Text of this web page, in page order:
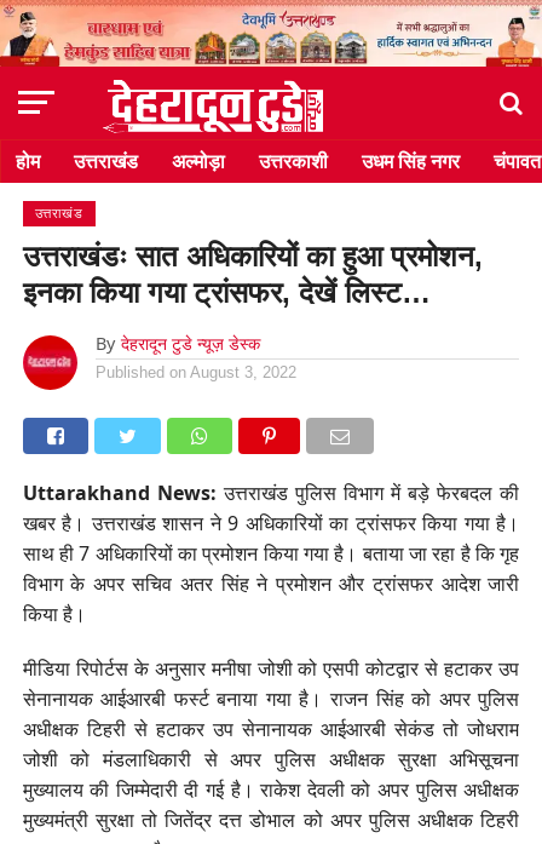
होम उत्तराखंड अल्मोड़ा उत्तरकाशी उधम सिंह नगर चंपावत
उत्तराखंड
उत्तराखंडः सात अधिकारियों का हुआ प्रमोशन,
इनका किया गया ट्रांसफर, देखें लिस्ट…
By देहरादून टुडे न्यूज़ डेस्क
Published on August 3, 2022
Uttarakhand News: उत्तराखंड पुलिस विभाग में बड़े फेरबदल की
खबर है। उत्तराखंड शासन ने 9 अधिकारियों का ट्रांसफर किया गया है।
साथ ही 7 अधिकारियों का प्रमोशन किया गया है। बताया जा रहा है कि गृह
विभाग के अपर सचिव अतर सिंह ने प्रमोशन और ट्रांसफर आदेश जारी
किया है।
मीडिया रिपोर्टस के अनुसार मनीषा जोशी को एसपी कोटद्वार से हटाकर उप
सेनानायक आईआरबी फर्स्ट बनाया गया है। राजन सिंह को अपर पुलिस
अधीक्षक टिहरी से हटाकर उप सेनानायक आईआरबी सेकंड तो जोधराम
जोशी को मंडलाधिकारी से अपर पुलिस अधीक्षक सुरक्षा अभिसूचना
मुख्यालय की जिम्मेदारी दी गई है। राकेश देवली को अपर पुलिस अधीक्षक
मुख्यमंत्री सुरक्षा तो जितेंद्र दत्त डोभाल को अपर पुलिस अधीक्षक टिहरी